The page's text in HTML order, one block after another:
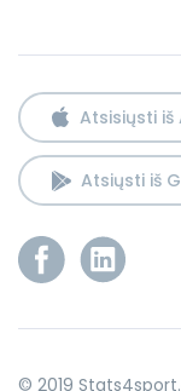
Atsisiųsti
Atsiųsti iš
© 2019